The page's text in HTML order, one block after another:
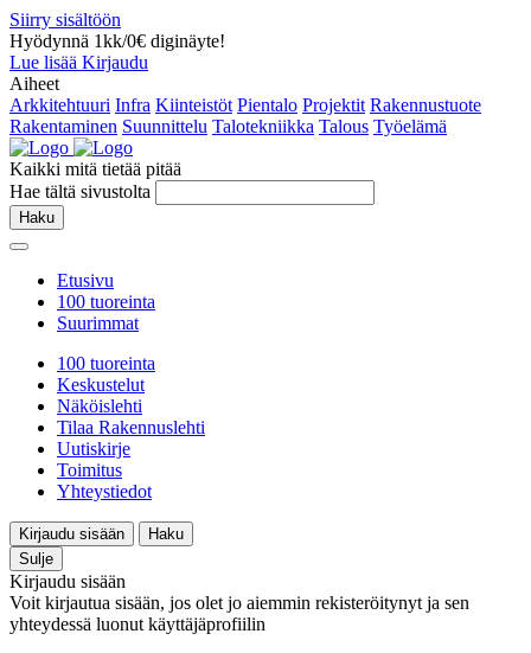
Siirry sisältöön
Hyödynnä 1kk/0€ diginäyte!
Lue lisää Kirjaudu
Aiheet
Arkkitehtuuri Infra Kiinteistöt Pientalo Projektit Rakennustuote
Rakentaminen Suunnittelu Talotekniikka Talous Työelämä
Kaikki mitä tietää pitää
Hae tältä sivustolta
Haku
Etusivu
100 tuoreinta
Suurimmat
100 tuoreinta
Keskustelut
Näköislehti
Tilaa Rakennuslehti
Uutiskirje
Toimitus
Yhteystiedot
Kirjaudu sisään
Haku
Sulje
Kirjaudu sisään
Voit kirjautua sisään, jos olet jo aiemmin rekisteröitynyt ja sen
yhteydessä luonut käyttäjäprofiilin